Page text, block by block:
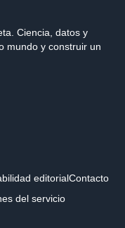
Ciencia, datos y
mundo y construir un
editorialContacto
del servicio